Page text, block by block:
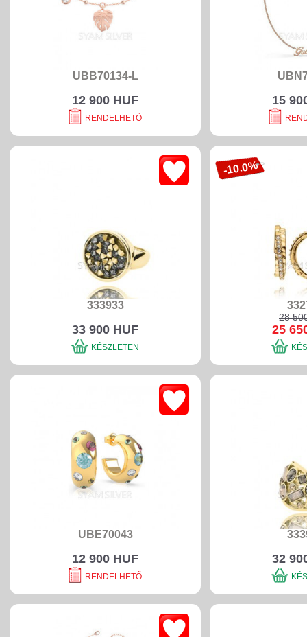
UBB70134-L
12 900 HUF
RENDELHETŐ
15
333933
33 900 HUF
KÉSZLETEN
28
25
-10.0%
UBE70043
12 900 HUF
RENDELHETŐ
32